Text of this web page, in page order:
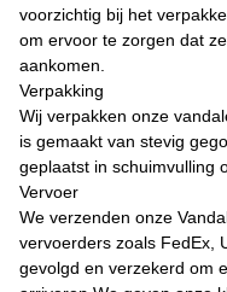
voorzichtig bij het
om ervoor te zorgen dat
aankomen.
Verpakking
Wij verpakken onze
is gemaakt van stevig
geplaatst in schuimvulling
Vervoer
We verzenden onze
vervoerders zoals FedEx,
gevolgd en verzekerd om